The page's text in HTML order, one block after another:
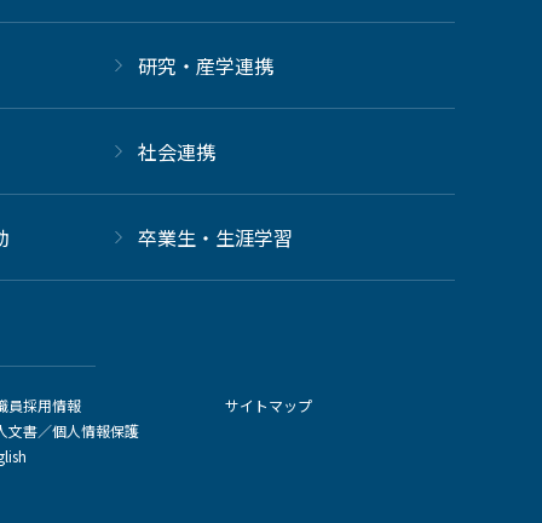
研究・産学連携
社会連携
卒業生・生涯学習
員採用情報
文書／個人情報保護
サイトマップ